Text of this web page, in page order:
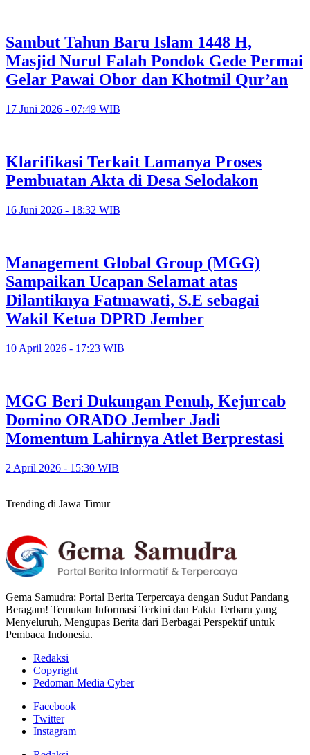
Sambut Tahun Baru Islam 1448 H,
Masjid Nurul Falah Pondok Gede Permai
Gelar Pawai Obor dan Khotmil Qur’an
17 Juni 2026 - 07:49 WIB
Klarifikasi Terkait Lamanya Proses
Pembuatan Akta di Desa Selodakon
16 Juni 2026 - 18:32 WIB
Management Global Group (MGG)
Sampaikan Ucapan Selamat atas
Dilantiknya Fatmawati, S.E sebagai
Wakil Ketua DPRD Jember
10 April 2026 - 17:23 WIB
MGG Beri Dukungan Penuh, Kejurcab
Domino ORADO Jember Jadi
Momentum Lahirnya Atlet Berprestasi
2 April 2026 - 15:30 WIB
Trending di Jawa Timur
Gema Samudra: Portal Berita Terpercaya dengan Sudut Pandang
Beragam! Temukan Informasi Terkini dan Fakta Terbaru yang
Menyeluruh, Mengupas Berita dari Berbagai Perspektif untuk
Pembaca Indonesia.
Redaksi
Copyright
Pedoman Media Cyber
Facebook
Twitter
Instagram